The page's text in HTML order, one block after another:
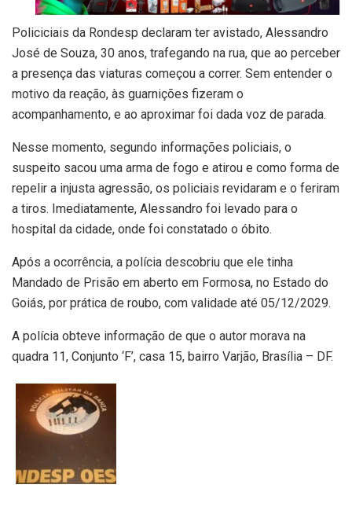
Policiciais da Rondesp declaram ter avistado, Alessandro
José de Souza, 30 anos, trafegando na rua, que ao perceber
a presença das viaturas começou a correr. Sem entender o
motivo da reação, às guarnições fizeram o
acompanhamento, e ao aproximar foi dada voz de parada.
Nesse momento, segundo informações policiais, o
suspeito sacou uma arma de fogo e atirou e como forma de
repelir a injusta agressão, os policiais revidaram e o feriram
a tiros. Imediatamente, Alessandro foi levado para o
hospital da cidade, onde foi constatado o óbito.
Após a ocorrência, a polícia descobriu que ele tinha
Mandado de Prisão em aberto em Formosa, no Estado do
Goiás, por prática de roubo, com validade até 05/12/2029.
A polícia obteve informação de que o autor morava na
quadra 11, Conjunto ‘F’, casa 15, bairro Varjão, Brasília – DF.